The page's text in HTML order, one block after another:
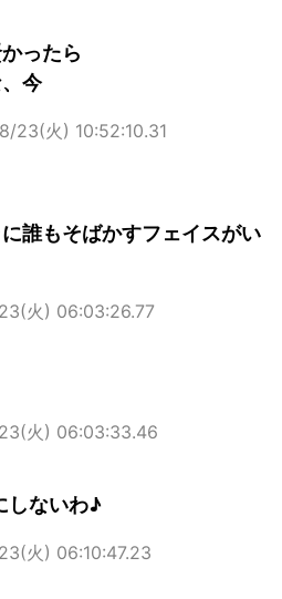
ったら
今
23(火) 10:52:10.31
誰もそばかすフェイスがい
火) 06:03:26.77
火) 06:03:33.46
しないわ♪
火) 06:10:47.23